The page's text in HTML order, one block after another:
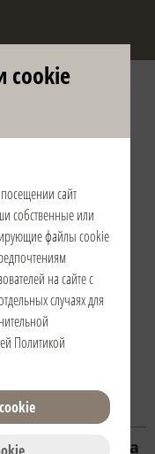
церковь?
| 15:00 | Victoria
сookie
сайт
собственные или
файлы сookie
на сайте с
случаях для
Политикой